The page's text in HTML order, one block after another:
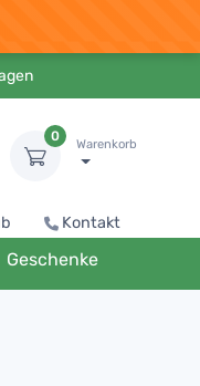
0
Warenkorb
Kontakt
Geschenke